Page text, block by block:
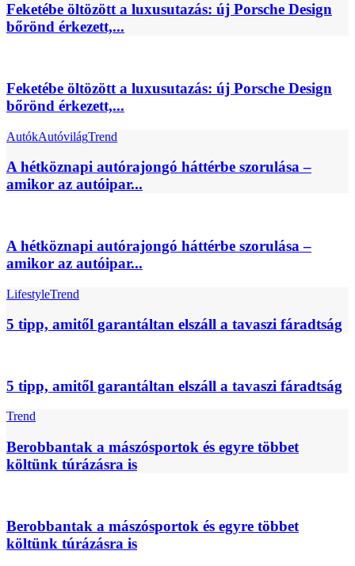
Feketébe öltözött a luxusutazás: új Porsche Design
bőrönd érkezett,...
Feketébe öltözött a luxusutazás: új Porsche Design
bőrönd érkezett,...
AutókAutóvilágTrend
A hétköznapi autórajongó háttérbe szorulása –
amikor az autóipar...
A hétköznapi autórajongó háttérbe szorulása –
amikor az autóipar...
LifestyleTrend
5 tipp, amitől garantáltan elszáll a tavaszi fáradtság
5 tipp, amitől garantáltan elszáll a tavaszi fáradtság
Trend
Berobbantak a mászósportok és egyre többet
költünk túrázásra is
Berobbantak a mászósportok és egyre többet
költünk túrázásra is